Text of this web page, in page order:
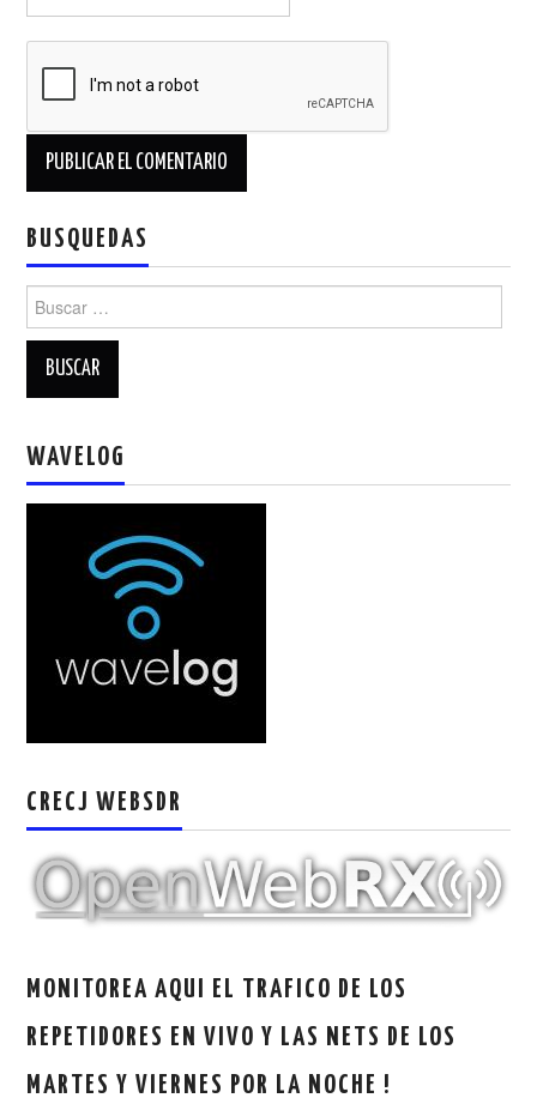
BUSQUEDAS
WAVELOG
CRECJ WEBSDR
MONITOREA AQUI EL TRAFICO DE LOS
REPETIDORES EN VIVO Y LAS NETS DE LOS
MARTES Y VIERNES POR LA NOCHE !